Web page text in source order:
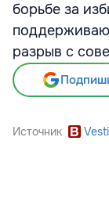
борьбе за
разрыв с
Источник Vesti